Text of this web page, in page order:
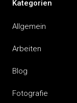
Kategorien
Allgemein
Arbeiten
Blog
Fotografie